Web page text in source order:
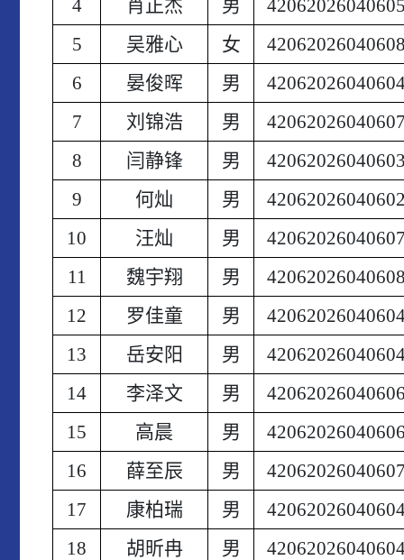
4
肖正杰 男
5
吴雅心 女
6
晏俊晖 男
7
刘锦浩 男
8
闫静锋 男
9
何灿 男
10
汪灿 男
11
魏宇翔 男
12
罗佳童 男
13
岳安阳 男
14
李泽文 男
15
高晨 男
16
薛至辰 男
17
康柏瑞 男
18
胡昕冉 男